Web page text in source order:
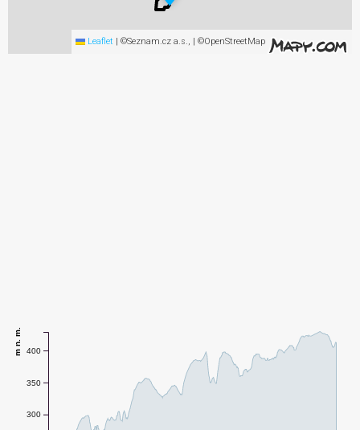
Leaflet | ©Seznam.cz a.s., | ©OpenStreetMap
300
350
400
m n. m.